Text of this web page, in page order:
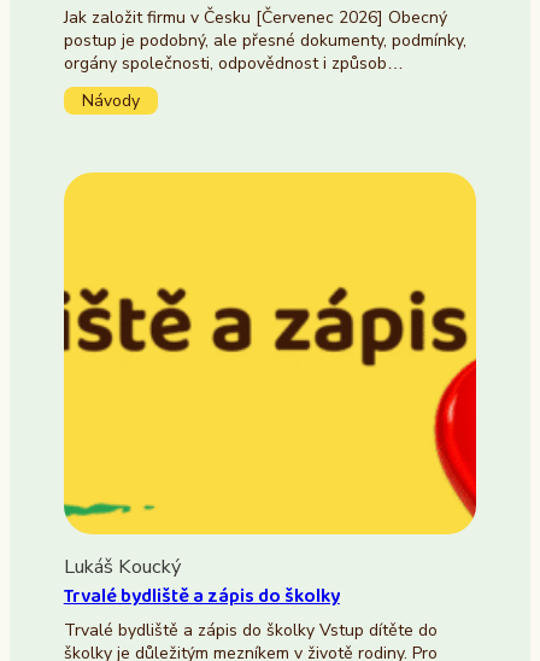
Jak založit firmu v Česku [Červenec 2026] Obecný
postup je podobný, ale přesné dokumenty, podmínky,
orgány společnosti, odpovědnost i způsob…
Návody
Lukáš Koucký
Trvalé bydliště a zápis do školky
Trvalé bydliště a zápis do školky Vstup dítěte do
školky je důležitým mezníkem v životě rodiny. Pro